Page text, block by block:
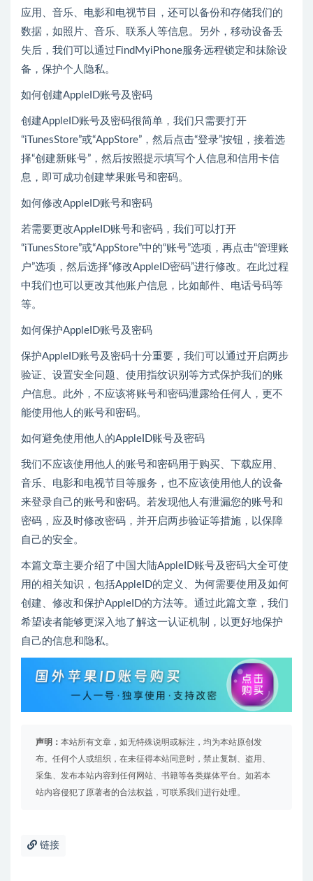
应用、音乐、电影和电视节目，还可以备份和存储我们的
数据，如照片、音乐、联系人等信息。另外，移动设备丢
失后，我们可以通过FindMyiPhone服务远程锁定和抹除设
备，保护个人隐私。
如何创建AppleID账号及密码
创建AppleID账号及密码很简单，我们只需要打开
“iTunesStore”或“AppStore”，然后点击“登录”按钮，接着选
择“创建新账号”，然后按照提示填写个人信息和信用卡信
息，即可成功创建苹果账号和密码。
如何修改AppleID账号和密码
若需要更改AppleID账号和密码，我们可以打开
“iTunesStore”或“AppStore”中的“账号”选项，再点击“管理账
户”选项，然后选择“修改AppleID密码”进行修改。在此过程
中我们也可以更改其他账户信息，比如邮件、电话号码等
等。
如何保护AppleID账号及密码
保护AppleID账号及密码十分重要，我们可以通过开启两步
验证、设置安全问题、使用指纹识别等方式保护我们的账
户信息。此外，不应该将账号和密码泄露给任何人，更不
能使用他人的账号和密码。
如何避免使用他人的AppleID账号及密码
我们不应该使用他人的账号和密码用于购买、下载应用、
音乐、电影和电视节目等服务，也不应该使用他人的设备
来登录自己的账号和密码。若发现他人有泄漏您的账号和
密码，应及时修改密码，并开启两步验证等措施，以保障
自己的安全。
本篇文章主要介绍了中国大陆AppleID账号及密码大全可使
用的相关知识，包括AppleID的定义、为何需要使用及如何
创建、修改和保护AppleID的方法等。通过此篇文章，我们
希望读者能够更深入地了解这一认证机制，以更好地保护
自己的信息和隐私。
声明： 本站所有文章，如无特殊说明或标注，均为本站原创发
布。任何个人或组织，在未征得本站同意时，禁止复制、盗用、
采集、发布本站内容到任何网站、书籍等各类媒体平台。如若本
站内容侵犯了原著者的合法权益，可联系我们进行处理。
链接